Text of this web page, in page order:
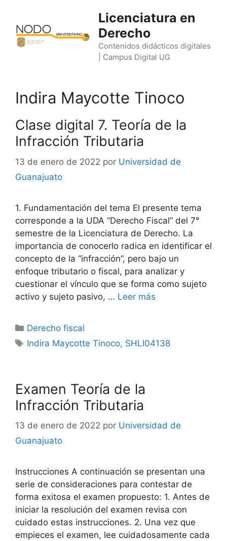
contenido
Licenciatura en
Derecho
Contenidos didácticos digitales
| Campus Digital UG
Indira Maycotte Tinoco
Clase digital 7. Teoría de la
Infracción Tributaria
13 de enero de 2022 por Universidad de
Guanajuato
1. Fundamentación del tema El presente tema
corresponde a la UDA “Derecho Fiscal” del 7°
semestre de la Licenciatura de Derecho. La
importancia de conocerlo radica en identificar el
concepto de la “infracción”, pero bajo un
enfoque tributario o fiscal, para analizar y
cuestionar el vínculo que se forma como sujeto
activo y sujeto pasivo, … Leer más
Categorías
Derecho fiscal
Etiquetas
Indira Maycotte Tinoco, SHLI04138
Examen Teoría de la
Infracción Tributaria
13 de enero de 2022 por Universidad de
Guanajuato
Instrucciones A continuación se presentan una
serie de consideraciones para contestar de
forma exitosa el examen propuesto: 1. Antes de
iniciar la resolución del examen revisa con
cuidado estas instrucciones. 2. Una vez que
empieces el examen, lee cuidadosamente cada